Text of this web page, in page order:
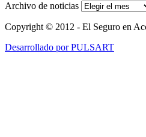
Archivo de noticias
Copyright © 2012 - El Seguro en
Desarrollado por PULSART